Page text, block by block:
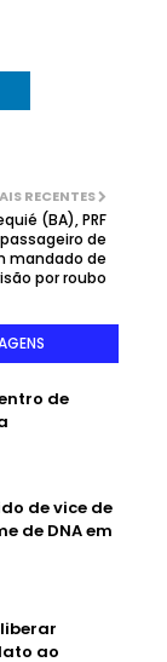
RECENTES
(BA), PRF
de
mandado de
por roubo
de
de vice de
de DNA em
ao